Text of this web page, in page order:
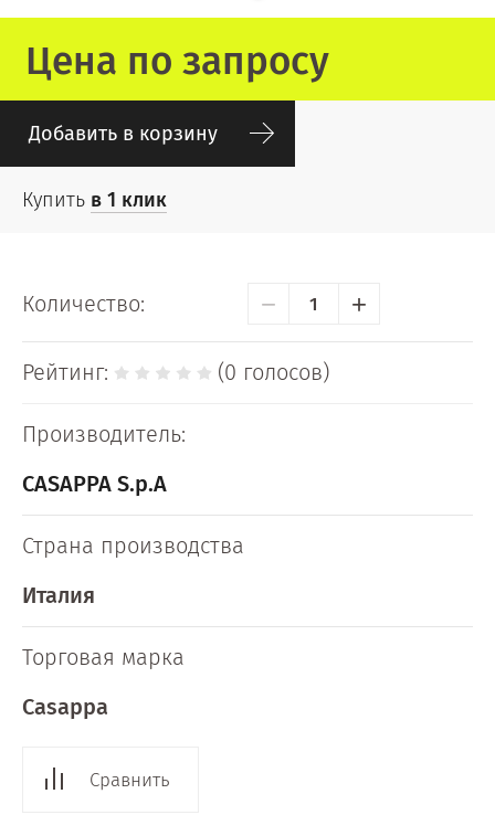
Цена по запросу
Добавить в корзину
Купить в 1 клик
Количество: − +
Рейтинг: (0 голосов)
Производитель:
CASAPPA S.p.A
Страна производства
Италия
Торговая марка
Casappa
Сравнить